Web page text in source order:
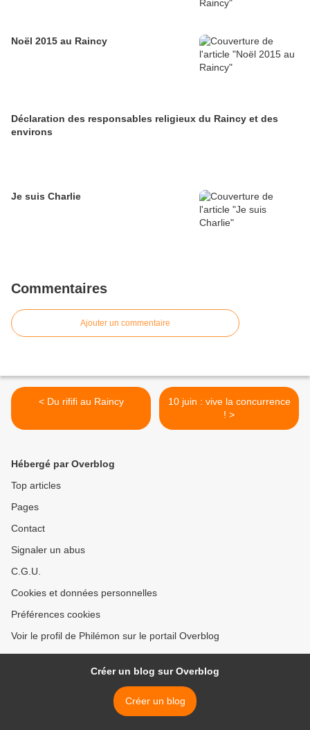
Noël 2015 au Raincy
Déclaration des responsables religieux du Raincy et des
environs
Je suis Charlie
Commentaires
Ajouter un commentaire
< Du rififi au Raincy
10 juin : vive la concurrence
! >
Hébergé par Overblog
Top articles
Pages
Contact
Signaler un abus
C.G.U.
Cookies et données personnelles
Préférences cookies
Voir le profil de Philémon sur le portail Overblog
Créer un blog sur Overblog
Créer un blog